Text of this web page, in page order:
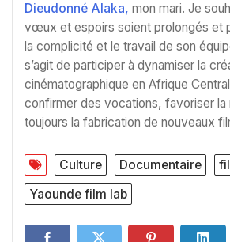
Dieudonné Alaka, mon mari. Je
vœux et espoirs soient prolongés et
la complicité et le travail de son
s’agit de participer à dynamiser la
cinématographique en Afrique
confirmer des vocations, favoriser la
toujours la fabrication de nouveaux
Culture Documentaire
Yaounde film lab